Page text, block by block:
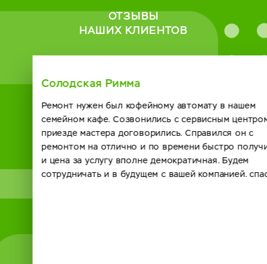
ОТЗЫВЫ
НАШИХ КЛИЕНТОВ
Солодская Римма
Ремонт нужен был кофейному автомату в нашем
семейном кафе. Созвонились с сервисным центром о
приезде мастера договорились. Справился он с
ремонтом на отлично и по времени быстро получилось
и цена за услугу вполне демократичная. Будем
сотрудничать и в будущем с вашей компанией. спасибо.